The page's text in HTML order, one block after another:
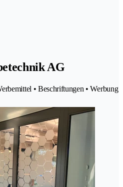
AG
• Beschriftungen • Werbung